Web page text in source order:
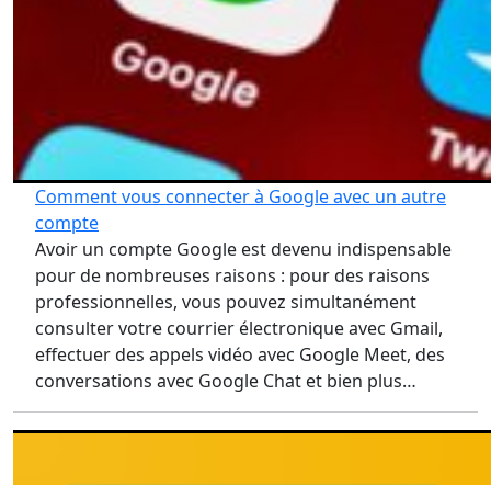
Comment vous connecter à Google avec un autre
compte
Avoir un compte Google est devenu indispensable
pour de nombreuses raisons : pour des raisons
professionnelles, vous pouvez simultanément
consulter votre courrier électronique avec Gmail,
effectuer des appels vidéo avec Google Meet, des
conversations avec Google Chat et bien plus…